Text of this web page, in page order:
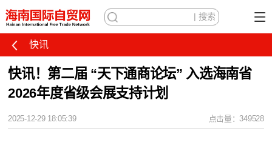
快讯
快讯！第二届 “天下通商论坛” 入选海南省
2026年度省级会展支持计划
2025-12-29 18:05:39 点击量：349528